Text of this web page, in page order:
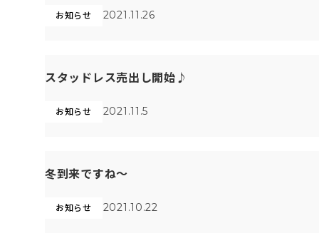
お知らせ 2021.11.26
スタッドレス売出し開始♪
お知らせ 2021.11.5
冬到来ですね～
お知らせ 2021.10.22